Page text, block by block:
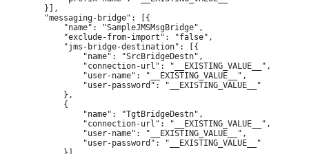
        }],
        "messaging-bridge": [{
            "name": "SampleJMSMsgBridge",
            "exclude-from-import": "false",
            "jms-bridge-destination": [{
                "name": "SrcBridgeDestn",
                "connection-url": "__EXISTING_VALUE__",
                "user-name": "__EXISTING_VALUE__",
                "user-password": "__EXISTING_VALUE__"
            },
            {
                "name": "TgtBridgeDestn",
                "connection-url": "__EXISTING_VALUE__",
                "user-name": "__EXISTING_VALUE__",
                "user-password": "__EXISTING_VALUE__"